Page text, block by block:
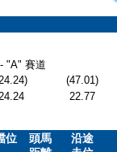
"A" 賽道
(47.01)
22.77
位
頭馬
沿途